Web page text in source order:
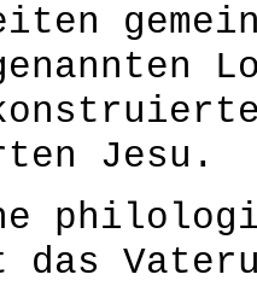
Jesu.
das